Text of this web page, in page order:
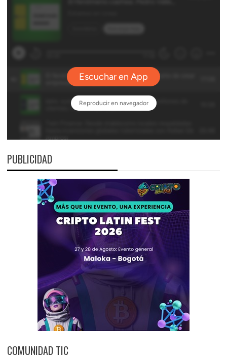
PUBLICIDAD
COMUNIDAD TIC